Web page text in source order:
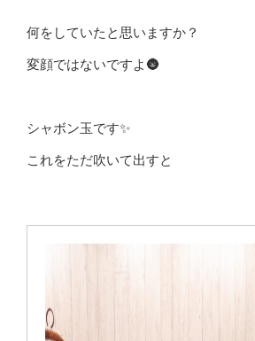
何をしていたと思いますか？
変顔ではないですよ🌚
シャボン玉です✨
これをただ吹いて出すと